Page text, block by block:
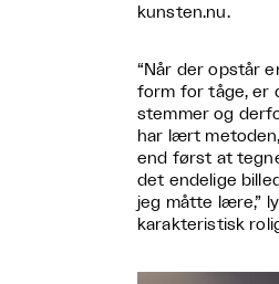
kunsten.nu.
“Når der opstår
form for tåge, er
stemmer og
har lært
end først at
det endelige
jeg måtte lære,”
karakteristisk